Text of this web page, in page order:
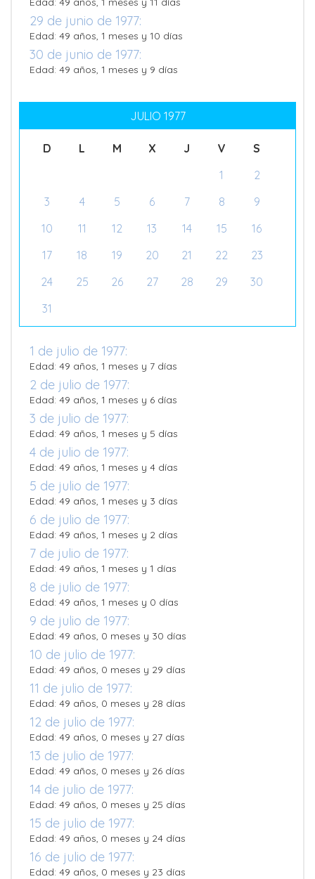
29 de junio de 1977:
Edad: 49 años, 1 meses y 10 días
30 de junio de 1977:
Edad: 49 años, 1 meses y 9 días
JULIO 1977
D L M X J V
S
1
2
3
4 5 6 7 8
9
10
11 12 13 14 15
16
17
18 19 20 21 22
23
24
25 26 27 28 29
30
31
1 de julio de 1977:
Edad: 49 años, 1 meses y 7 días
2 de julio de 1977:
Edad: 49 años, 1 meses y 6 días
3 de julio de 1977:
Edad: 49 años, 1 meses y 5 días
4 de julio de 1977:
Edad: 49 años, 1 meses y 4 días
5 de julio de 1977:
Edad: 49 años, 1 meses y 3 días
6 de julio de 1977:
Edad: 49 años, 1 meses y 2 días
7 de julio de 1977:
Edad: 49 años, 1 meses y 1 días
8 de julio de 1977:
Edad: 49 años, 1 meses y 0 días
9 de julio de 1977:
Edad: 49 años, 0 meses y 30 días
10 de julio de 1977:
Edad: 49 años, 0 meses y 29 días
11 de julio de 1977:
Edad: 49 años, 0 meses y 28 días
12 de julio de 1977:
Edad: 49 años, 0 meses y 27 días
13 de julio de 1977:
Edad: 49 años, 0 meses y 26 días
14 de julio de 1977:
Edad: 49 años, 0 meses y 25 días
15 de julio de 1977:
Edad: 49 años, 0 meses y 24 días
16 de julio de 1977:
Edad: 49 años, 0 meses y 23 días